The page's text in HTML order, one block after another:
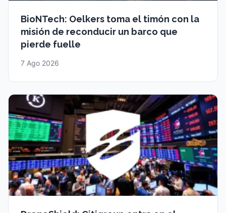
BioNTech: Oelkers toma el timón con la
misión de reconducir un barco que
pierde fuelle
7 Ago 2026